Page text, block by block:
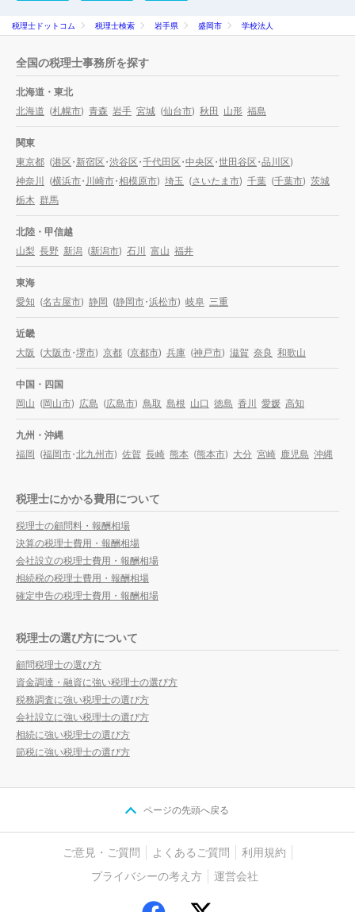
税理士ドットコム 税理士検索 岩手県 盛岡市 学校法人
全国の税理士事務所を探す
北海道・東北
北海道 (札幌市) 青森 岩手 宮城 (仙台市) 秋田 山形 福島
関東
東京都 (港区・新宿区・渋谷区・千代田区・中央区・世田谷区・品川区)
神奈川
(横浜市・川崎市・相模原市) 埼玉 (さいたま市) 千葉 (千葉市) 茨城
栃木 群馬
北陸・甲信越
山梨 長野 新潟 (新潟市) 石川 富山 福井
東海
愛知 (名古屋市) 静岡 (静岡市・浜松市) 岐阜 三重
近畿
大阪 (大阪市・堺市) 京都 (京都市) 兵庫 (神戸市) 滋賀 奈良 和歌山
中国・四国
岡山 (岡山市) 広島 (広島市) 鳥取 島根 山口 徳島 香川 愛媛 高知
九州・沖縄
福岡 (福岡市・北九州市) 佐賀 長崎 熊本 (熊本市) 大分 宮崎 鹿児島 沖縄
税理士にかかる費用について
税理士の顧問料・報酬相場
決算の税理士費用・報酬相場
会社設立の税理士費用・報酬相場
相続税の税理士費用・報酬相場
確定申告の税理士費用・報酬相場
税理士の選び方について
顧問税理士の選び方
資金調達・融資に強い税理士の選び方
税務調査に強い税理士の選び方
会社設立に強い税理士の選び方
相続に強い税理士の選び方
節税に強い税理士の選び方
ページの先頭へ戻る
ご意見・ご質問 よくあるご質問
利用規約
プライバシーの考え方
運営会社